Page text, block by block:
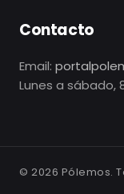
Contacto
Email:
Lunes a sábado,
© 2026 Pólemos.